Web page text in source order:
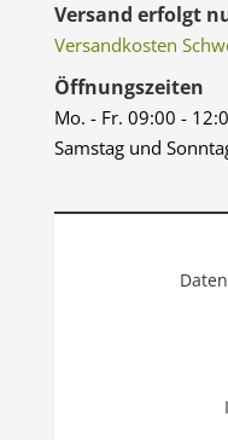
Versand erfolgt
Versandkosten
Öffnungszeiten
Mo. - Fr. 09:00 -
Samstag und